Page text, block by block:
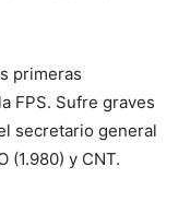
primeras
FPS. Sufre graves
secretario general
(1.980) y CNT.